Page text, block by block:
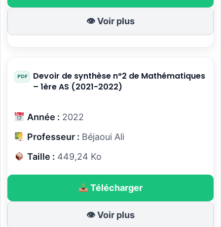
👁 Voir plus
Devoir de synthèse n°2 de Mathématiques
– 1ère AS (2021-2022)
Année : 2022
Professeur : Béjaoui Ali
Taille : 449,24 Ko
Télécharger
👁 Voir plus